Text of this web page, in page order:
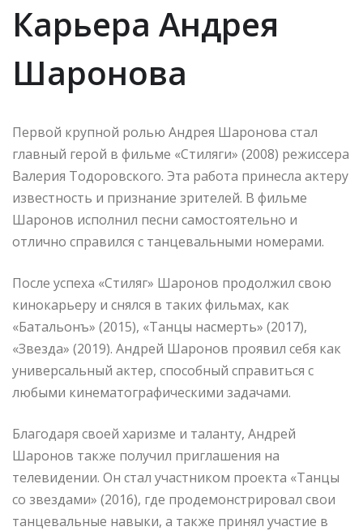
Карьера Андрея
Шаронова
Первой крупной ролью Андрея Шаронова стал
главный герой в фильме «Стиляги» (2008) режиссера
Валерия Тодоровского. Эта работа принесла актеру
известность и признание зрителей. В фильме
Шаронов исполнил песни самостоятельно и
отлично справился с танцевальными номерами.
После успеха «Стиляг» Шаронов продолжил свою
кинокарьеру и снялся в таких фильмах, как
«Батальонъ» (2015), «Танцы насмерть» (2017),
«Звезда» (2019). Андрей Шаронов проявил себя как
универсальный актер, способный справиться с
любыми кинематографическими задачами.
Благодаря своей харизме и таланту, Андрей
Шаронов также получил приглашения на
телевидении. Он стал участником проекта «Танцы
со звездами» (2016), где продемонстрировал свои
танцевальные навыки, а также принял участие в